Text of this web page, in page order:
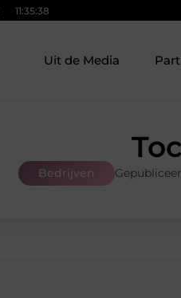
11:35:39
Uit de Media
Bedrijven